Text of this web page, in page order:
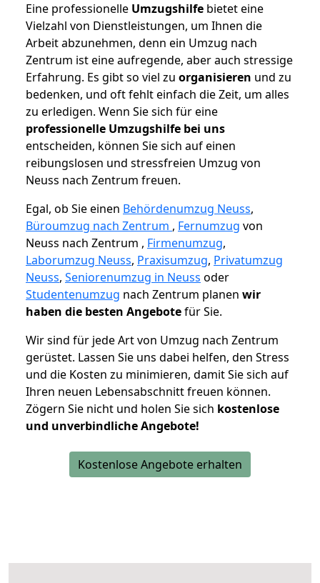
Eine professionelle Umzugshilfe bietet eine
Vielzahl von Dienstleistungen, um Ihnen die
Arbeit abzunehmen, denn ein Umzug nach
Zentrum ist eine aufregende, aber auch stressige
Erfahrung. Es gibt so viel zu organisieren und zu
bedenken, und oft fehlt einfach die Zeit, um alles
zu erledigen. Wenn Sie sich für eine
professionelle Umzugshilfe bei uns
entscheiden, können Sie sich auf einen
reibungslosen und stressfreien Umzug von
Neuss nach Zentrum freuen.
Egal, ob Sie einen Behördenumzug Neuss,
Büroumzug nach Zentrum , Fernumzug von
Neuss nach Zentrum , Firmenumzug,
Laborumzug Neuss, Praxisumzug, Privatumzug
Neuss, Seniorenumzug in Neuss oder
Studentenumzug nach Zentrum planen wir
haben die besten Angebotefür Sie.
Wir sind für jede Art von Umzug nach Zentrum
gerüstet. Lassen Sie uns dabei helfen, den Stress
und die Kosten zu minimieren, damit Sie sich auf
Ihren neuen Lebensabschnitt freuen können.
Zögern Sie nicht und holen Sie sich kostenlose
und unverbindliche Angebote!
Kostenlose Angebote erhalten